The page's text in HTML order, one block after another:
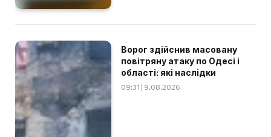
Ворог здійснив масовану
повітряну атаку по Одесі і
області: які наслідки
09:31 | 9.08.2026